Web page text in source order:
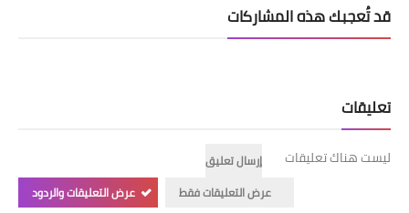
قد تُعجبك هذه المشاركات
تعليقات
ليست هناك تعليقات
إرسال تعليق
عرض التعليقات فقط
عرض التعليقات والردود